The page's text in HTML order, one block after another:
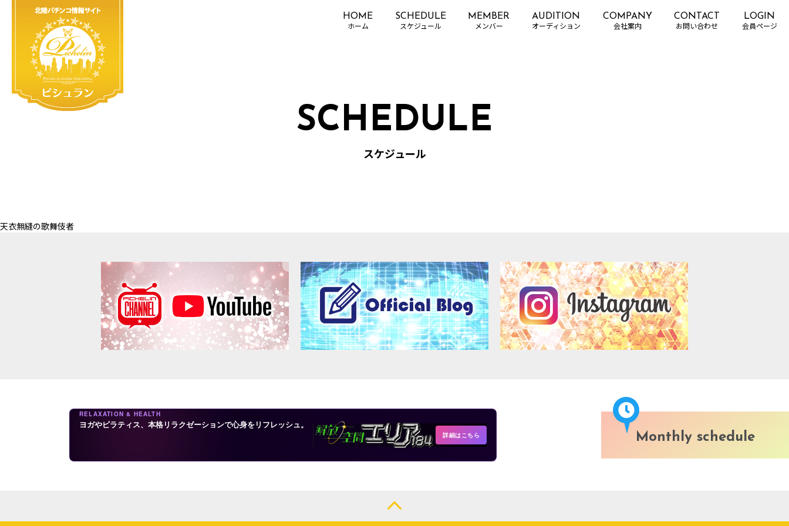
HOME SCHEDULE MEMBER AUDITION COMPANY CONTACT LOGIN
SCHEDULE
スケジュール
天衣無縫の歌舞伎者
RELAXATION & HEALTH
ヨガやピラティス、本格リラクゼーションで心身をリフレッシュ。
詳細はこちら Monthly schedule